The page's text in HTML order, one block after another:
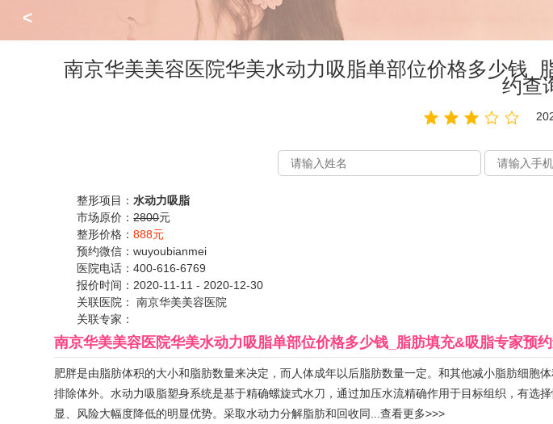
<
南京华美美容医院华美水动力吸脂单部位价格多少钱
约查
整形项目：水动力吸脂
市场原价：2800元
整形价格：888元
预约微信：wuyoubianmei
医院电话：400-616-6769
报价时间：2020-11-11 - 2020-12-30
关联医院：
南京华美美容医院
关联专家：
南京华美美容医院华美水动力吸脂单部位价格多少钱_脂肪填充&吸脂专家预
肥胖是由脂肪体积的大小和脂肪数量来决定，而人体成年以后脂肪数量一定。和其他减小脂肪细
排除体外。水动力吸脂塑身系统是基于精确螺旋式水刀，通过加压水流精确作用于目标组织，有
显、风险大幅度降低的明显优势。采取水动力分解脂肪和回收同...查看更多>>>